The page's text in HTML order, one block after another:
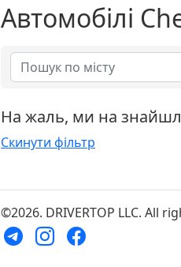
Автомобілі
На жаль, ми на
Скинути фільтр
©2026. DRIVERTOP LLC. All